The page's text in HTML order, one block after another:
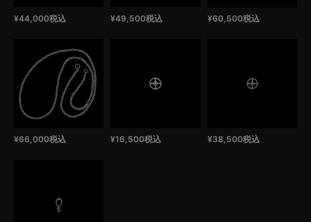
¥44,000税込 ¥49,500税込 ¥60,500税込
¥66,000税込 ¥16,500税込 ¥38,500税込